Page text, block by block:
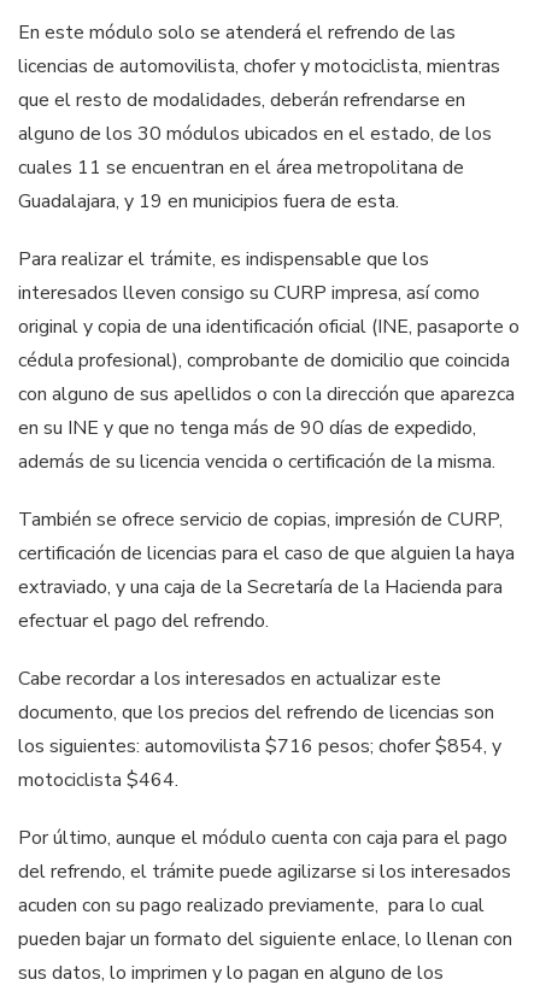
En este módulo solo se atenderá el refrendo de las
licencias de automovilista, chofer y motociclista, mientras
que el resto de modalidades, deberán refrendarse en
alguno de los 30 módulos ubicados en el estado, de los
cuales 11 se encuentran en el área metropolitana de
Guadalajara, y 19 en municipios fuera de esta.
Para realizar el trámite, es indispensable que los
interesados lleven consigo su CURP impresa, así como
original y copia de una identificación oficial (INE, pasaporte o
cédula profesional), comprobante de domicilio que coincida
con alguno de sus apellidos o con la dirección que aparezca
en su INE y que no tenga más de 90 días de expedido,
además de su licencia vencida o certificación de la misma.
También se ofrece servicio de copias, impresión de CURP,
certificación de licencias para el caso de que alguien la haya
extraviado, y una caja de la Secretaría de la Hacienda para
efectuar el pago del refrendo.
Cabe recordar a los interesados en actualizar este
documento, que los precios del refrendo de licencias son
los siguientes: automovilista $716 pesos; chofer $854, y
motociclista $464.
Por último, aunque el módulo cuenta con caja para el pago
del refrendo, el trámite puede agilizarse si los interesados
acuden con su pago realizado previamente, para lo cual
pueden bajar un formato del siguiente enlace, lo llenan con
sus datos, lo imprimen y lo pagan en alguno de los